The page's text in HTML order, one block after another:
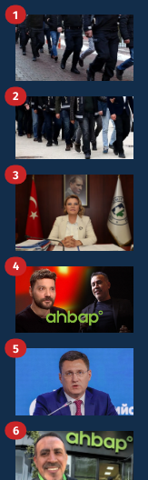
1
2
3
4
5
6